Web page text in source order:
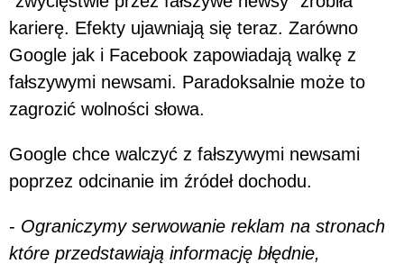
karierę. Efekty ujawniają się teraz. Zarówno
Google jak i Facebook zapowiadają walkę z
fałszywymi newsami. Paradoksalnie może to
zagrozić wolności słowa.
Google chce walczyć z fałszywymi newsami
poprzez odcinanie im źródeł dochodu.
- Ograniczymy serwowanie reklam na stronach
które przedstawiają informację błędnie,